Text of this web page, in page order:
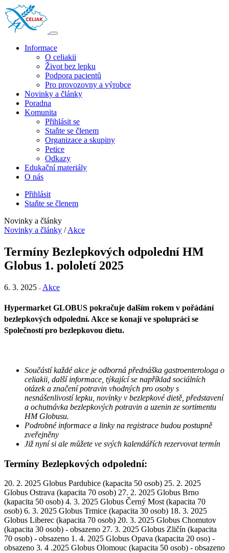
Informace
O celiakii
Život bez lepku
Podpora pacientů
Pro provozovny a výrobce
Novinky a články
Poradna
Komunita
Přihlásit se
Staňte se členem
Organizace a skupiny
Petice
Odkazy
Edukační materiály
O nás
Přihlásit
Staňte se členem
Novinky a články
Novinky a články / Akce
Termíny Bezlepkových odpolední HM
Globus 1. pololetí 2025
6. 3. 2025 Akce
Hypermarket GLOBUS pokračuje dalším rokem v pořádání
bezlepkových odpolední. Akce se konají ve spolupráci se
Společností pro bezlepkovou dietu.
Součástí každé akce je odborná přednáška gastroenterologa o
celiakii, další informace, týkající se například sociálních
otázek a značení potravin vhodných pro osoby s
nesnášenlivostí lepku, novinky v bezlepkové dietě, představení
a ochutnávka bezlepkových potravin a uzenin ze sortimentu
HM Globusu.
Podrobné informace a linky na registrace budou postupně
zveřejněny
Již nyní si ale můžete ve svých kalendářích rezervovat termín
Termíny Bezlepkových odpolední:
20. 2. 2025 Globus Pardubice (kapacita 50 osob) 25. 2. 2025
Globus Ostrava (kapacita 70 osob) 27. 2. 2025 Globus Brno
(kapacita 50 osob) 4. 3. 2025 Globus Černý Most (kapacita 70
osob) 6. 3. 2025 Globus Trmice (kapacita 30 osob) 18. 3. 2025
Globus Liberec (kapacita 70 osob) 20. 3. 2025 Globus Chomutov
(kapacita 30 osob) - obsazeno 27. 3. 2025 Globus Zličín (kapacita
70 osob) - obsazeno 1. 4. 2025 Globus Opava (kapacita 20 oso) -
obsazeno 3. 4 .2025 Globus Olomouc (kapacita 50 osob) - obsazeno